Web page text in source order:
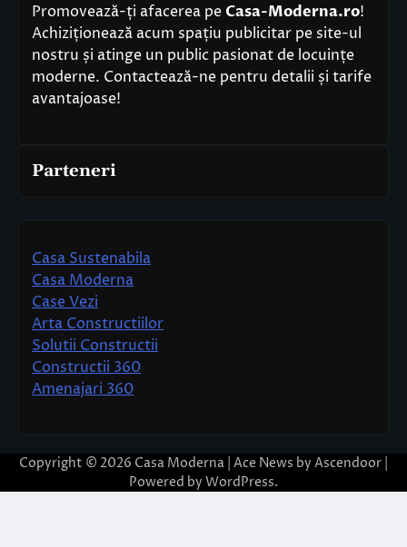
Promovează-ți afacerea pe Casa-Moderna.ro!
Achiziționează acum spațiu publicitar pe site-ul
nostru și atinge un public pasionat de locuințe
moderne. Contactează-ne pentru detalii și tarife
avantajoase!
Parteneri
Casa Sustenabila
Casa Moderna
Case Vezi
Arta Constructiilor
Solutii Constructii
Constructii 360
Amenajari 360
Copyright © 2026 Casa Moderna | Ace News by Ascendoor
Powered by WordPress.